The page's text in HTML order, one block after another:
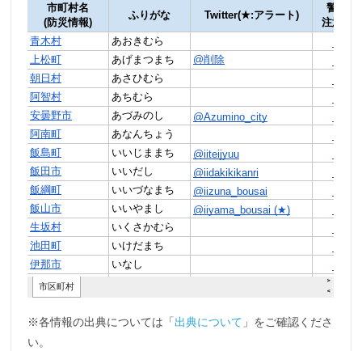
※各情報の出典については「出典について 」をご確認くださ
い。